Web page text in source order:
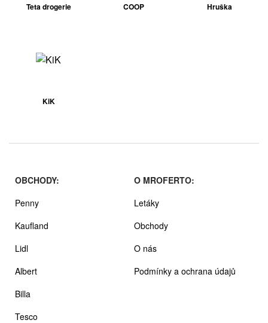
Teta drogerie COOP Hruška
KiK
OBCHODY:
Penny
Kaufland
Lidl
Albert
Billa
Tesco
O MROFERTO:
Letáky
Obchody
O nás
Podmínky a ochrana údajů